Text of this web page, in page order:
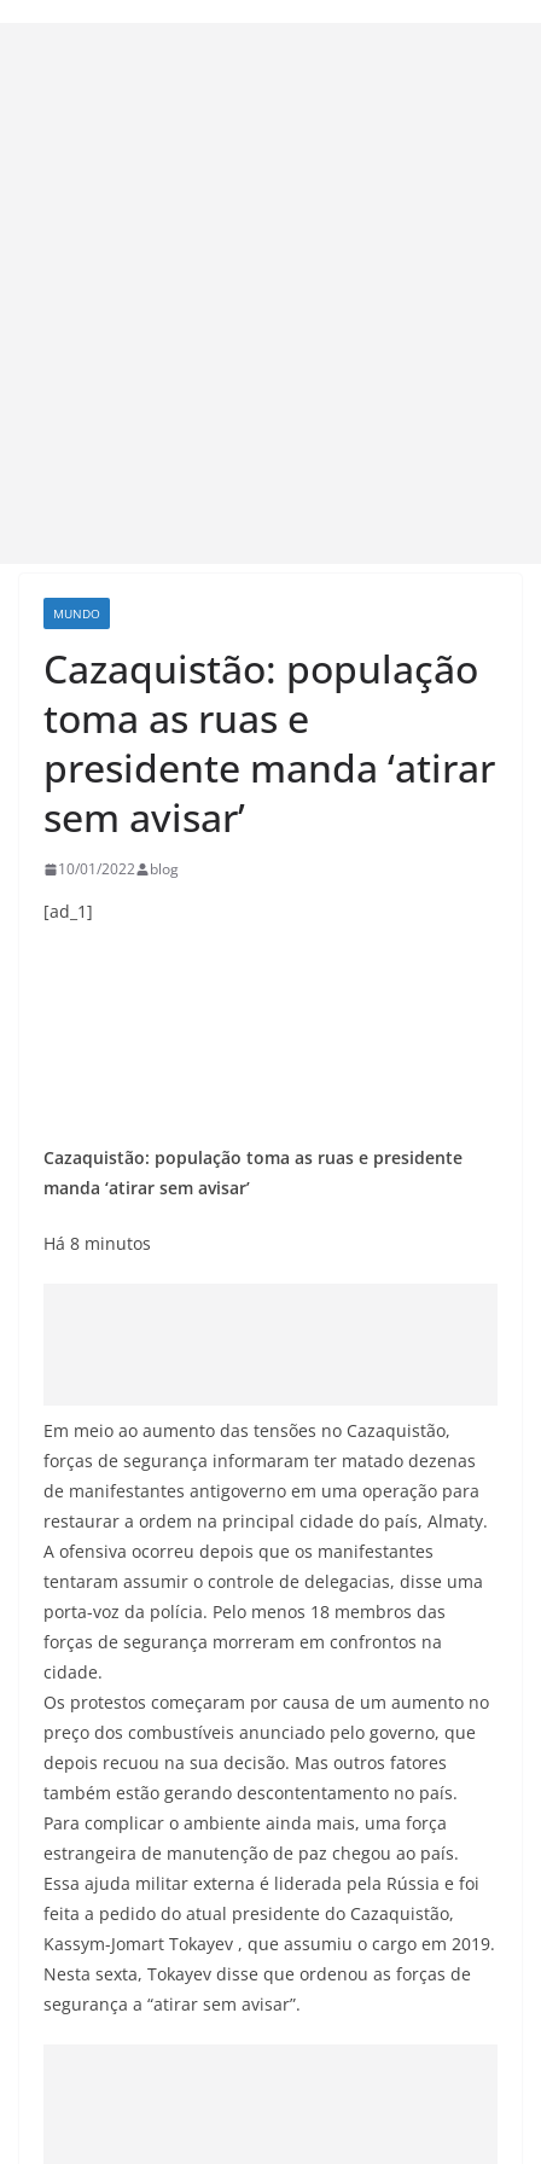
MUNDO
Cazaquistão: população
toma as ruas e
presidente manda ‘atirar
sem avisar’
10/01/2022 blog
[ad_1]
Cazaquistão: população toma as ruas e presidente
manda ‘atirar sem avisar’
Há 8 minutos
Em meio ao aumento das tensões no Cazaquistão,
forças de segurança informaram ter matado dezenas
de manifestantes antigoverno em uma operação para
restaurar a ordem na principal cidade do país, Almaty.
A ofensiva ocorreu depois que os manifestantes
tentaram assumir o controle de delegacias, disse uma
porta-voz da polícia. Pelo menos 18 membros das
forças de segurança morreram em confrontos na
cidade.
Os protestos começaram por causa de um aumento no
preço dos combustíveis anunciado pelo governo, que
depois recuou na sua decisão. Mas outros fatores
também estão gerando descontentamento no país.
Para complicar o ambiente ainda mais, uma força
estrangeira de manutenção de paz chegou ao país.
Essa ajuda militar externa é liderada pela Rússia e foi
feita a pedido do atual presidente do Cazaquistão,
Kassym-Jomart Tokayev , que assumiu o cargo em 2019.
Nesta sexta, Tokayev disse que ordenou as forças de
segurança a “atirar sem avisar”.